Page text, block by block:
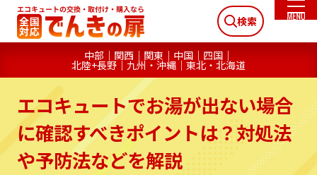
検索
中部 関西 関東 中国 四国
北陸+長野 九州・沖縄 東北・北海道
エコキュートでお湯が出ない場合
に確認すべきポイントは？対処法
や予防法などを解説